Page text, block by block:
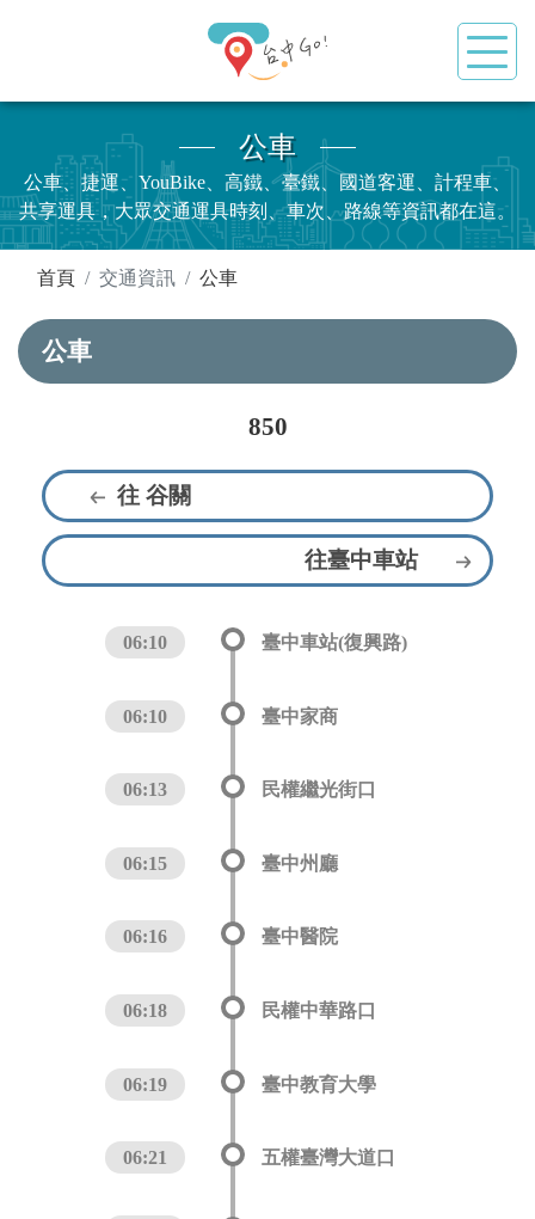
公車
公車、捷運、YouBike、高鐵、臺鐵、國道客運、計程車、
共享運具，大眾交通運具時刻、車次、路線等資訊都在這。
首頁 交通資訊 公車
公車
850
往 谷關
往臺中車站
06:10 臺中車站(復興路)
06:10 臺中家商
06:13 民權繼光街口
06:15 臺中州廳
06:16 臺中醫院
06:18 民權中華路口
06:19 臺中教育大學
06:21 五權臺灣大道口